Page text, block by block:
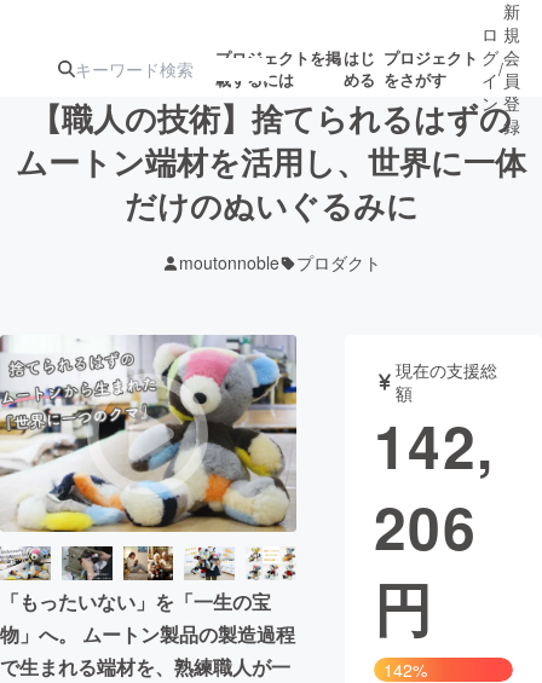
プロジェクトを掲
載するには
はじ
める
プロジェクト
をさがす
注目のリ 注目の新着プロ
ジェクト
募集終了が近いプ
ロジェクト
テクノロジー・ガジェット
映像・映画 書籍・雑誌
ビジネス・起業 チャレンジ
まちづくり・地域活性化
CAMPFIRE for Social Good
CAMPFIRE Creation
ロ
グ
イ
ン
/
新
規
会
員
登
録
【職人の技術】捨てられるはずの
ムートン端材を活用し、世界に一体
だけのぬいぐるみに
moutonnoble プロダクト
「もったいない」を「一生の宝
物」へ。 ムートン製品の製造過程
で生まれる端材を、熟練職人が一
現在の支援総
額
142,
206
円
142%